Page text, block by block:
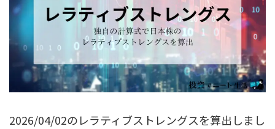
2026/04/02のレラティブストレングスを算出しまし